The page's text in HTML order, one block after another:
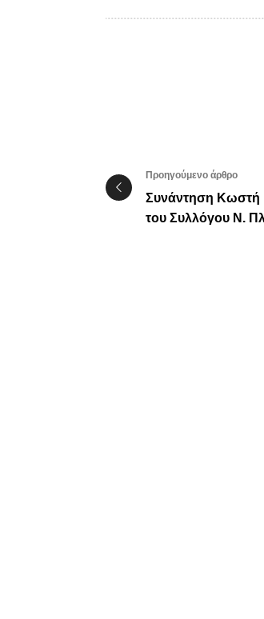
Προηγούμενο άρθρο
Συνάντηση Κωστή
του Συλλόγου Ν.